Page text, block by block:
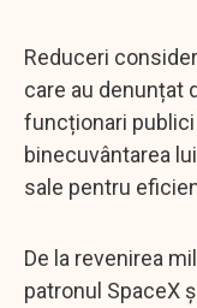
Reduceri
care au denunțat
funcționari
binecuvântarea
sale pentru
De la revenirea
patronul SpaceX